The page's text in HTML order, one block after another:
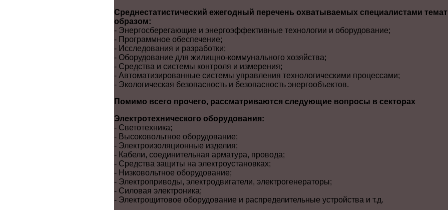
Среднестатистический ежегодный перечень охватываемых специалистами
образом:
- Энергосберегающие и энергоэффективные технологии и оборудование;
- Программное обеспечение;
- Исследования и разработки;
- Оборудование для жилищно-коммунального хозяйства;
- Средства и системы контроля и измерения;
- Автоматизированные системы управления технологическими процессами;
- Экологическая безопасность и безопасность энергообъектов.
Помимо всего прочего, рассматриваются следующие вопросы в секторах
Электротехнического оборудования:
- Светотехника;
- Высоковольтное оборудование;
- Электроизоляционные изделия;
- Кабели, соединительная арматура, провода;
- Средства защиты на электроустановках;
- Низковольтное оборудование;
- Электроприводы, электродвигатели, электрогенераторы;
- Силовая электроника;
- Электрощитовое оборудование и распределительные устройства и т.д.